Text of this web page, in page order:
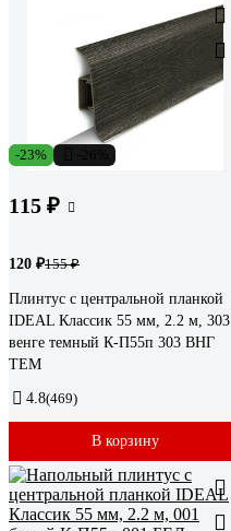
-23%
115 ₽
120 ₽155 ₽
Плинтус с центральной планкой
IDEAL Классик 55 мм, 2.2 м, 303
венге темный К-П55п 303 ВНГ
ТЕМ
4.8(469)
В корзину